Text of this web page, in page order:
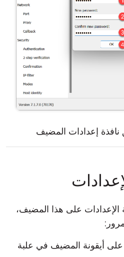
نافذة إعدادات المضيف
الإعدادات على هذا المضيف،
على أيقونة المضيف في علبة